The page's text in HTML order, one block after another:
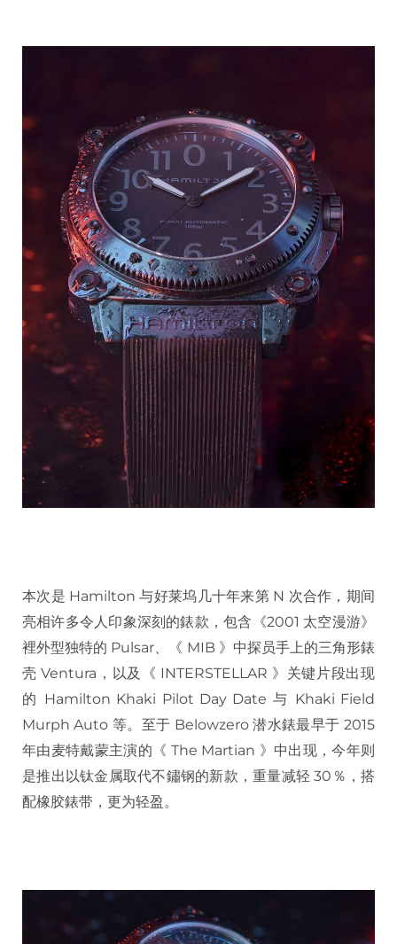
本次是 Hamilton 与好莱坞几十年来第 N 次合作，期间
亮相许多令人印象深刻的錶款，包含《2001 太空漫游》
裡外型独特的 Pulsar、《 MIB 》中探员手上的三角形錶
壳 Ventura，以及《 INTERSTELLAR 》关键片段出现
的 Hamilton Khaki Pilot Day Date 与 Khaki Field
Murph Auto 等。至于 Belowzero 潜水錶最早于 2015
年由麦特戴蒙主演的《 The Martian 》中出现，今年则
是推出以钛金属取代不鏽钢的新款，重量减轻 30％，搭
配橡胶錶带，更为轻盈。